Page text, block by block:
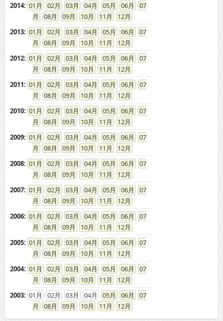
2014: 01 02 03 04 05 06
07
08
09 10 11
12
2013: 01 02 03 04 05 06
07
08
09 10 11
12
2012: 01 02 03 04 05 06
07
08
09 10 11
12
2011: 01 02 03 04 05 06
07
08
09 10 11
12
2010: 01 02 03 04 05 06
07
08
09 10 11
12
2009: 01 02 03 04 05 06
07
08
09 10 11
12
2008: 01 02 03 04 05 06
07
08
09 10 11
12
2007: 01 02 03 04 05 06
07
08
09 10 11
12
2006: 01 02 03 04 05 06
07
08
09 10 11
12
2005: 01 02 03 04 05 06
07
08
09 10 11
12
2004: 01 02 03 04 05 06
07
08
09 10 11
12
2003: 01 02 03 04 05 06
07
08
09 10 11 12